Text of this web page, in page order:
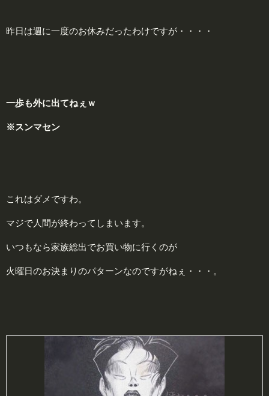
昨日は週に一度のお休みだったわけですが・・・・
一歩も外に出てねぇｗ
※スンマセン
これはダメですわ。
マジで人間が終わってしまいます。
いつもなら家族総出でお買い物に行くのが
火曜日のお決まりのパターンなのですがねぇ・・・。